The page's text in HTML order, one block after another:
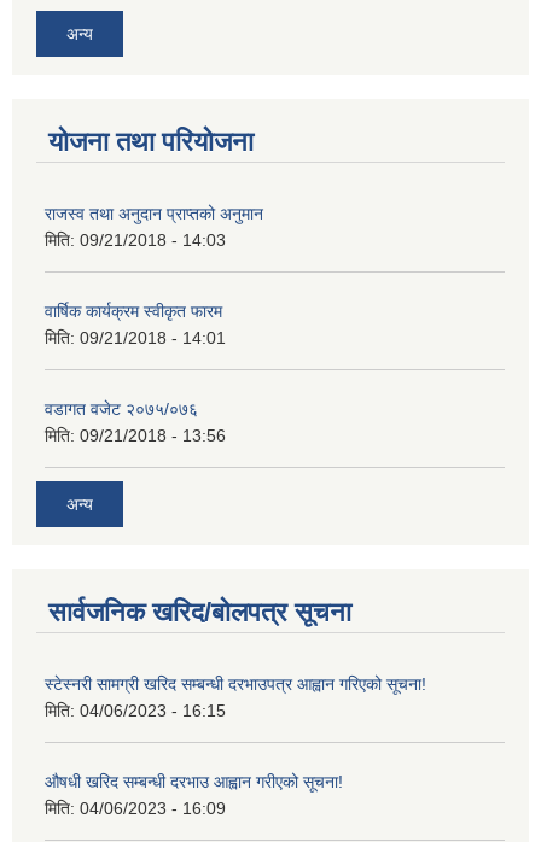
अन्य
योजना तथा परियोजना
राजस्व तथा अनुदान प्राप्तको अनुमान
मिति: 09/21/2018 - 14:03
वार्षिक कार्यक्रम स्वीकृत फारम
मिति: 09/21/2018 - 14:01
वडागत वजेट २०७५/०७६
मिति: 09/21/2018 - 13:56
अन्य
सार्वजनिक खरिद/बोलपत्र सूचना
स्टेस्नरी सामग्री खरिद सम्बन्धी दरभाउपत्र आह्वान गरिएको सूचना!
मिति: 04/06/2023 - 16:15
औषधी खरिद सम्बन्धी दरभाउ आह्वान गरीएको सूचना!
मिति: 04/06/2023 - 16:09